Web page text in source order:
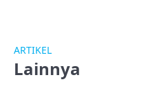
ARTIKEL
Lainnya